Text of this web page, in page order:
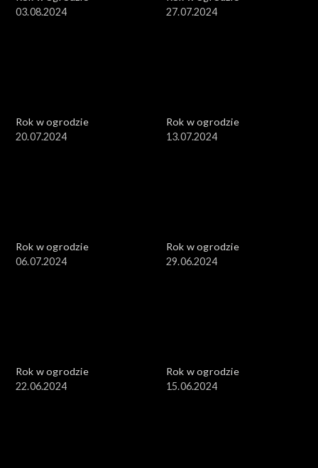
03.08.2024
27.07.2024
Rok w ogrodzie
20.07.2024
Rok w ogrodzie
13.07.2024
Rok w ogrodzie
06.07.2024
Rok w ogrodzie
29.06.2024
Rok w ogrodzie
22.06.2024
Rok w ogrodzie
15.06.2024